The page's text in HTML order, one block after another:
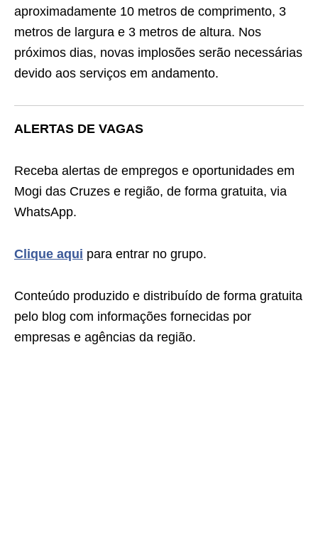
aproximadamente 10 metros de comprimento, 3
metros de largura e 3 metros de altura. Nos
próximos dias, novas implosões serão necessárias
devido aos serviços em andamento.
ALERTAS DE VAGAS
Receba alertas de empregos e oportunidades em
Mogi das Cruzes e região, de forma gratuita, via
WhatsApp.
Clique aqui para entrar no grupo.
Conteúdo produzido e distribuído de forma gratuita
pelo blog com informações fornecidas por
empresas e agências da região.